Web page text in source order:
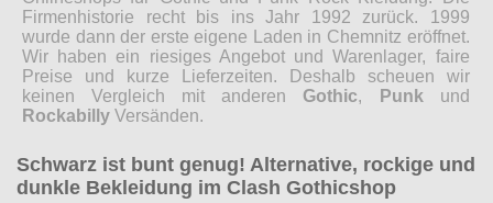
Firmenhistorie recht bis ins Jahr 1992 zurück. 1999
wurde dann der erste eigene Laden in Chemnitz eröffnet.
Wir haben ein riesiges Angebot und Warenlager, faire
Preise und kurze Lieferzeiten. Deshalb scheuen wir
keinen Vergleich mit anderen Gothic, Punk und
Rockabilly Versänden.
Schwarz ist bunt genug! Alternative, rockige und
dunkle Bekleidung im Clash Gothicshop